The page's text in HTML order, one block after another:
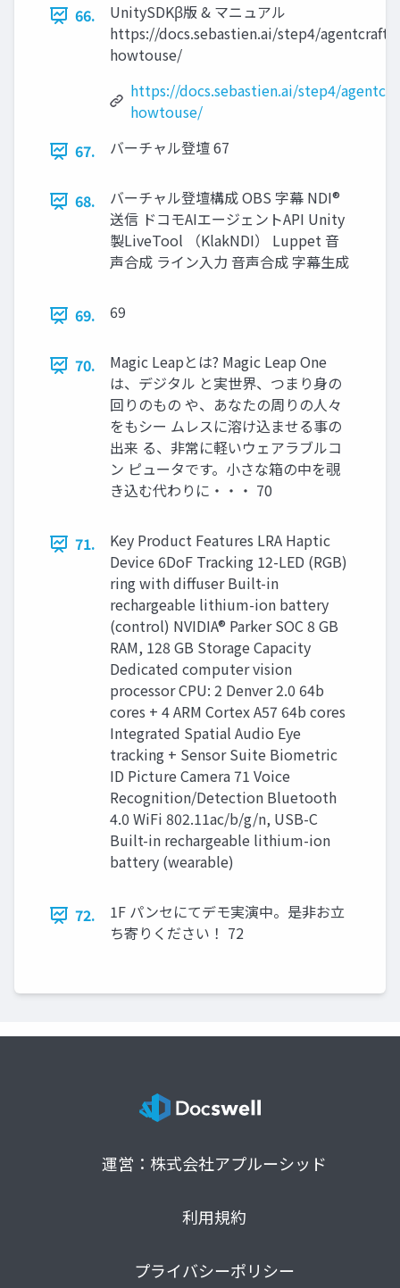
66.
UnitySDKβ版 & マニュアル
https://docs.sebastien.ai/step4/agentcraft-
howtouse/
https://docs.sebastien.ai/step4/
howtouse/
67.
バーチャル登壇 67
68.
バーチャル登壇構成 OBS 字幕 NDI®
送信 ドコモAIエージェントAPI Unity
製LiveTool （KlakNDI） Luppet 音
声合成 ライン入力 音声合成 字幕生成
69. 69
70.
Magic Leapとは? Magic Leap One
は、デジタル と実世界、つまり身の
回りのもの や、あなたの周りの人々
をもシー ムレスに溶け込ませる事の
出来 る、非常に軽いウェアラブルコ
ン ピュータです。小さな箱の中を覗
き込む代わりに・・・ 70
71.
Key Product Features LRA Haptic
Device 6DoF Tracking 12-LED (RGB)
ring with diffuser Built-in
rechargeable lithium-ion battery
(control) NVIDIA® Parker SOC 8 GB
RAM, 128 GB Storage Capacity
Dedicated computer vision
processor CPU: 2 Denver 2.0 64b
cores + 4 ARM Cortex A57 64b cores
Integrated Spatial Audio Eye
tracking + Sensor Suite Biometric
ID Picture Camera 71 Voice
Recognition/Detection Bluetooth
4.0 WiFi 802.11ac/b/g/n, USB-C
Built-in rechargeable lithium-ion
battery (wearable)
72.
1F パンセにてデモ実演中。是非お立
ち寄りください！ 72
運営：株式会社アプルーシッド
利用規約
プライバシーポリシー